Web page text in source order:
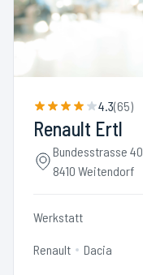
4.3(65)
Renault Ertl
Bundesstrasse 40
8410 Weitendorf
Werkstatt
Renault Dacia